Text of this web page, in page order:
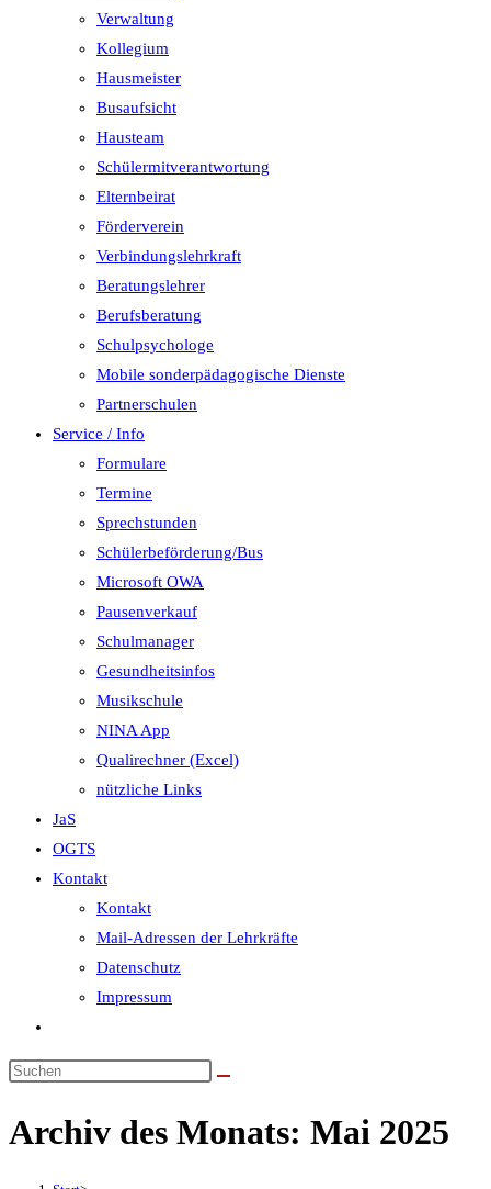
Verwaltung
Kollegium
Hausmeister
Busaufsicht
Hausteam
Schülermitverantwortung
Elternbeirat
Förderverein
Verbindungslehrkraft
Beratungslehrer
Berufsberatung
Schulpsychologe
Mobile sonderpädagogische Dienste
Partnerschulen
Service / Info
Formulare
Termine
Sprechstunden
Schülerbeförderung/Bus
Microsoft OWA
Pausenverkauf
Schulmanager
Gesundheitsinfos
Musikschule
NINA App
Qualirechner (Excel)
nützliche Links
JaS
OGTS
Kontakt
Kontakt
Mail-Adressen der Lehrkräfte
Datenschutz
Impressum
umschalten
Archiv des Monats: Mai 2025